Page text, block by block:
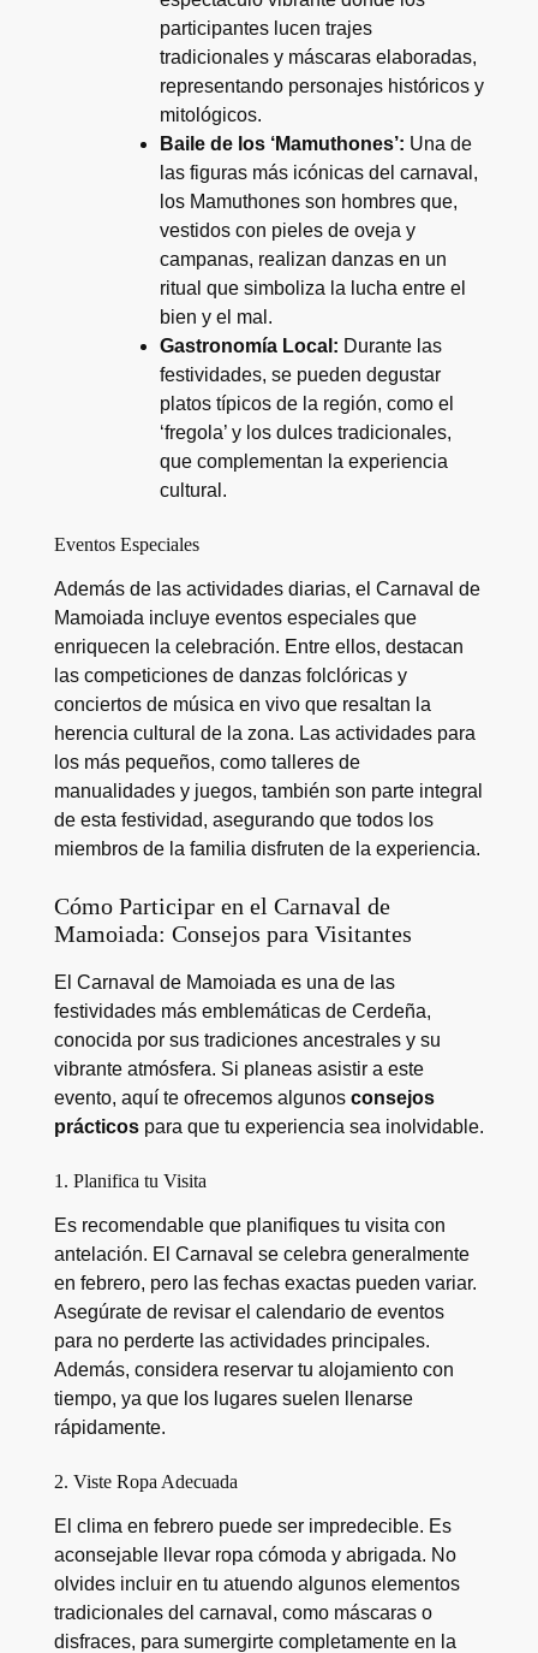
participantes lucen trajes
tradicionales y máscaras elaboradas,
representando personajes históricos y
mitológicos.
Baile de los ‘Mamuthones’: Una de
las figuras más icónicas del carnaval,
los Mamuthones son hombres que,
vestidos con pieles de oveja y
campanas, realizan danzas en un
ritual que simboliza la lucha entre el
bien y el mal.
Gastronomía Local: Durante las
festividades, se pueden degustar
platos típicos de la región, como el
‘fregola’ y los dulces tradicionales,
que complementan la experiencia
cultural.
Eventos Especiales
Además de las actividades diarias, el Carnaval de
Mamoiada incluye eventos especiales que
enriquecen la celebración. Entre ellos, destacan
las competiciones de danzas folclóricas y
conciertos de música en vivo que resaltan la
herencia cultural de la zona. Las actividades para
los más pequeños, como talleres de
manualidades y juegos, también son parte integral
de esta festividad, asegurando que todos los
miembros de la familia disfruten de la experiencia.
Cómo Participar en el Carnaval de
Mamoiada: Consejos para Visitantes
El Carnaval de Mamoiada es una de las
festividades más emblemáticas de Cerdeña,
conocida por sus tradiciones ancestrales y su
vibrante atmósfera. Si planeas asistir a este
evento, aquí te ofrecemos algunos consejos
prácticospara que tu experiencia sea inolvidable.
1. Planifica tu Visita
Es recomendable que planifiques tu visita con
antelación. El Carnaval se celebra generalmente
en febrero, pero las fechas exactas pueden variar.
Asegúrate de revisar el calendario de eventos
para no perderte las actividades principales.
Además, considera reservar tu alojamiento con
tiempo, ya que los lugares suelen llenarse
rápidamente.
2. Viste Ropa Adecuada
El clima en febrero puede ser impredecible. Es
aconsejable llevar ropa cómoda y abrigada. No
olvides incluir en tu atuendo algunos elementos
tradicionales del carnaval, como máscaras o
disfraces, para sumergirte completamente en la